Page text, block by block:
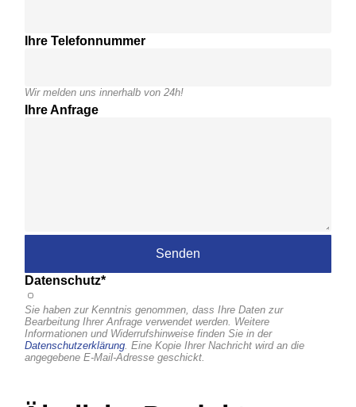
Ihre Telefonnummer
Wir melden uns innerhalb von 24h!
Ihre Anfrage
Datenschutz*
Sie haben zur Kenntnis genommen, dass Ihre Daten zur
Bearbeitung Ihrer Anfrage verwendet werden. Weitere
Informationen und Widerrufshinweise finden Sie in der
Datenschutzerklärung. Eine Kopie Ihrer Nachricht wird an die
angegebene E-Mail-Adresse geschickt.